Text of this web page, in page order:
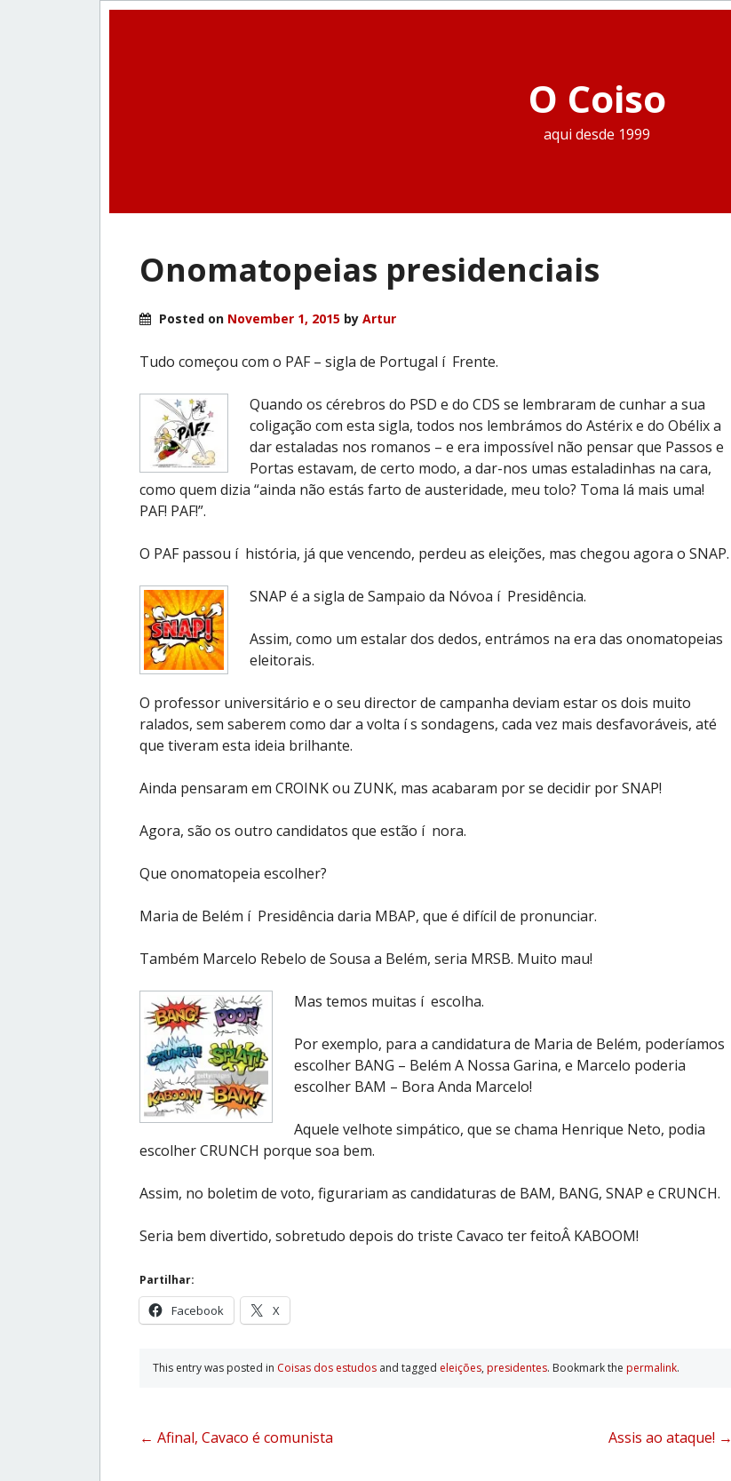
O Coiso
aqui desde 1999
Onomatopeias presidenciais
Posted on November 1, 2015 by Artur
Tudo começou com o PAF – sigla de Portugal í Frente.
Quando os cérebros do PSD e do CDS se lembraram de cunhar a sua
coligação com esta sigla, todos nos lembrámos do Astérix e do Obélix a
dar estaladas nos romanos – e era impossível não pensar que Passos e
Portas estavam, de certo modo, a dar-nos umas estaladinhas na cara,
como quem dizia “ainda não estás farto de austeridade, meu tolo? Toma lá mais uma!
PAF! PAF!”.
O PAF passou í história, já que vencendo, perdeu as eleições, mas chegou agora o SNAP.
SNAP é a sigla de Sampaio da Nóvoa í Presidência.
Assim, como um estalar dos dedos, entrámos na era das onomatopeias
eleitorais.
O professor universitário e o seu director de campanha deviam estar os dois muito
ralados, sem saberem como dar a volta í s sondagens, cada vez mais desfavoráveis, até
que tiveram esta ideia brilhante.
Ainda pensaram em CROINK ou ZUNK, mas acabaram por se decidir por SNAP!
Agora, são os outro candidatos que estão í nora.
Que onomatopeia escolher?
Maria de Belém í Presidência daria MBAP, que é difícil de pronunciar.
Também Marcelo Rebelo de Sousa a Belém, seria MRSB. Muito mau!
Mas temos muitas í escolha.
Por exemplo, para a candidatura de Maria de Belém, poderíamos
escolher BANG – Belém A Nossa Garina, e Marcelo poderia
escolher BAM – Bora Anda Marcelo!
Aquele velhote simpático, que se chama Henrique Neto, podia
escolher CRUNCH porque soa bem.
Assim, no boletim de voto, figurariam as candidaturas de BAM, BANG, SNAP e CRUNCH.
Seria bem divertido, sobretudo depois do triste Cavaco ter feitoÂ KABOOM!
Partilhar:
Facebook X
This entry was posted in Coisas dos estudos and tagged eleições, presidentes. Bookmark the permalink.
Post
← Afinal, Cavaco é comunista Assis ao ataque! →